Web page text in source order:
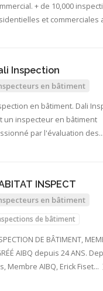
+ de 10,000
et commerciales
Inspection
en bâtiment
en bâtiment. Dali
un inspecteur en bâtiment
par l'évaluation des…
INSPECT
en bâtiment
de bâtiment
DE BÂTIMENT,
AIBQ depuis 24 ANS.
Membre AIBQ, Erick Fiset…